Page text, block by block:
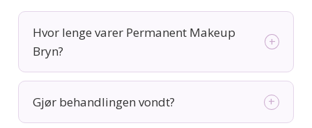
Hvor lenge varer Permanent Makeup
Bryn?
+
Gjør behandlingen vondt? +